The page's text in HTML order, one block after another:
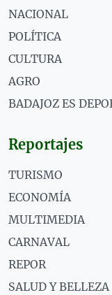
NACIONAL
POLÍTICA
CULTURA
AGRO
BADAJOZ ES
Reportajes
TURISMO
ECONOMÍA
MULTIMEDIA
CARNAVAL
REPOR
SALUD Y BELLEZA